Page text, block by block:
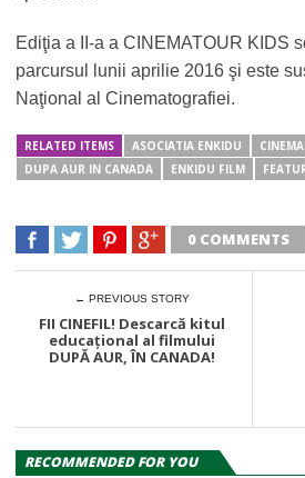
Ediţia a II-a a CINEMATOUR KIDS
parcursul lunii aprilie 2016 şi este
Naţional al Cinematografiei.
RELATED ITEMS ASOCIATIA ENKIDU
DUPA AUR IN CANADA
ENKIDU FILM
0 COMMENTS
← PREVIOUS STORY
FII CINEFIL! Descarcă kitul
educaţional al filmului
DUPĂ AUR, ÎN CANADA!
RECOMMENDED FOR YOU